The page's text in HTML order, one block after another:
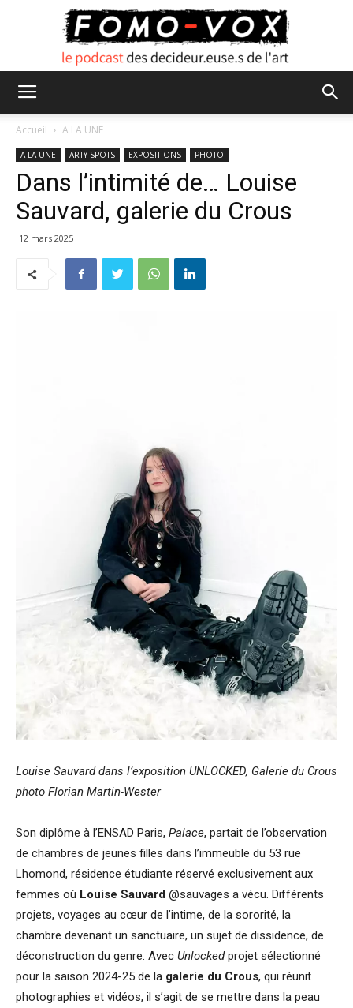
VOX
Accueil A LA UNE
A LA UNE ARTY SPOTS EXPOSITIONS PHOTO
Dans l’intimité de… Louise
Sauvard, galerie du Crous
12 mars 2025
Louise Sauvard dans l’exposition UNLOCKED, Galerie du Crous
photo Florian Martin-Wester
Son diplôme à l’ENSAD Paris, Palace, partait de l’observation
de chambres de jeunes filles dans l’immeuble du 53 rue
Lhomond, résidence étudiante réservé exclusivement aux
femmes où Louise Sauvard @sauvages a vécu. Différents
projets, voyages au cœur de l’intime, de la sororité, la
chambre devenant un sanctuaire, un sujet de dissidence, de
déconstruction du genre. Avec Unlockedprojet sélectionné
pour la saison 2024-25 de la galerie du Crous, qui réunit
photographies et vidéos, il s’agit de se mettre dans la peau